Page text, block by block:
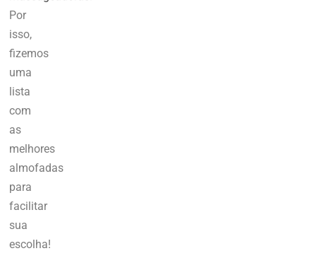
Por
isso,
fizemos
uma
lista
com
as
melhores
almofadas
para
facilitar
sua
escolha!